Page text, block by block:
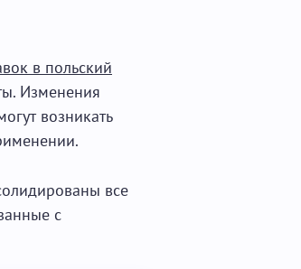
в польский
Изменения
возникать
все
с